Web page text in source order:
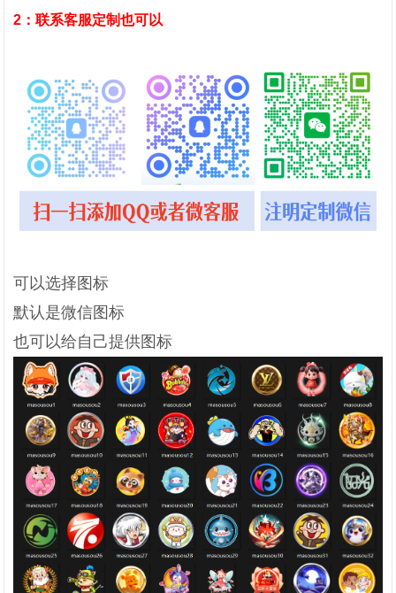
2：联系客服定制也可以
可以选择图标
默认是微信图标
也可以给自己提供图标